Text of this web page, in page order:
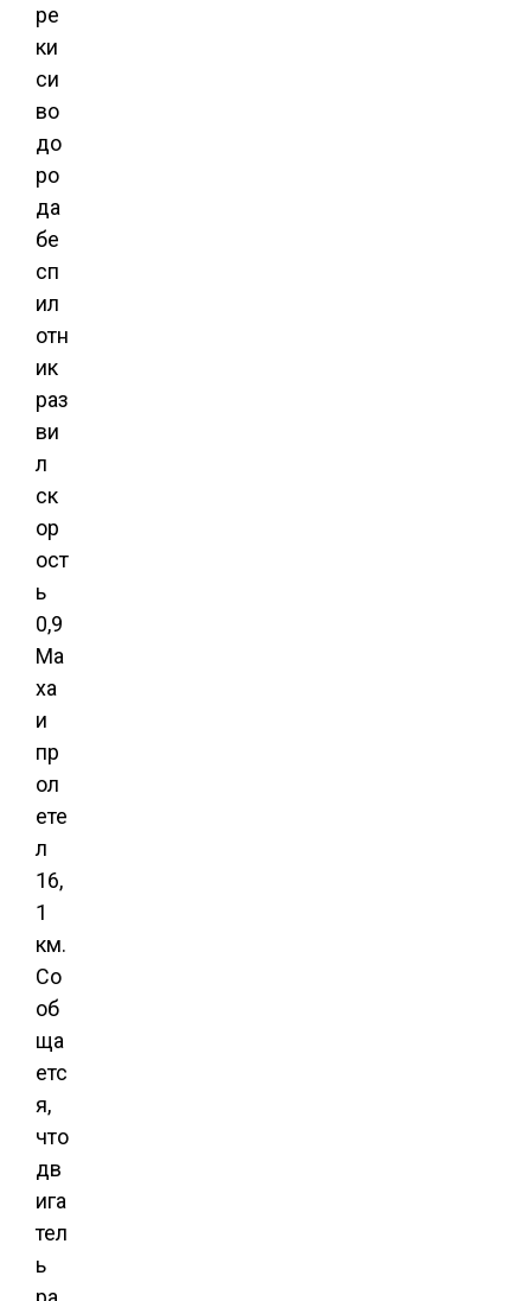
ре
ки
си
во
до
ро
да
бе
сп
ил
отн
ик
раз
ви
л
ск
ор
ост
ь
0,9
Ма
ха
и
пр
ол
ете
л
16,
1
км.
Со
об
ща
етс
я,
что
дв
ига
тел
ь